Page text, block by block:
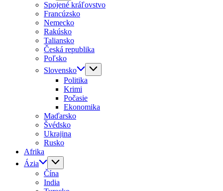
Spojené kráľovstvo
Francúzsko
Nemecko
Rakúsko
Taliansko
Česká republika
Poľsko
Slovensko
Politika
Krimi
Počasie
Ekonomika
Maďarsko
Švédsko
Ukrajina
Rusko
Afrika
Ázia
Čína
India